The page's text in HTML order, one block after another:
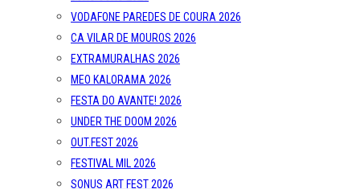
MISTY FEST 2026
POST PUNK STRIKES BACK AGAIN 7
PRIMAVERA SOUND PORTO 2027
Reportagens
Reviews
Entrevistas
Opinião
Sobre Nós
CONTACTO